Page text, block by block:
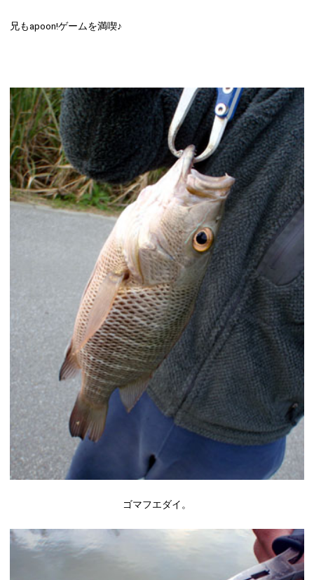
兄もapoon!ゲームを満喫♪
ゴマフエダイ。